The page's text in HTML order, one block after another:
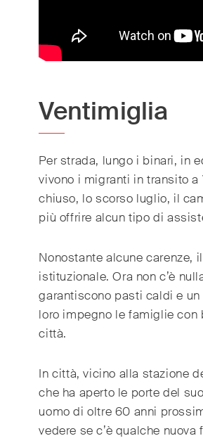
Ventimiglia
Per strada, lungo i binari, in
vivono i migranti in transito
chiuso, lo scorso luglio, il
più offrire alcun tipo di
Nonostante alcune carenze,
istituzionale. Ora non c’è
garantiscono pasti caldi e
loro impegno le famiglie con
città.
In città, vicino alla stazione
che ha aperto le porte del
uomo di oltre 60 anni
vedere se c’è qualche